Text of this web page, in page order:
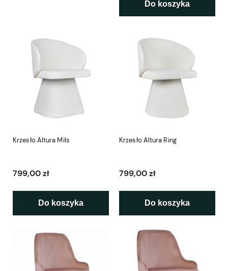
Do koszyka
Krzesło Altura Mils
799,00 zł
Do koszyka
Krzesło Altura Ring
799,00 zł
Do koszyka